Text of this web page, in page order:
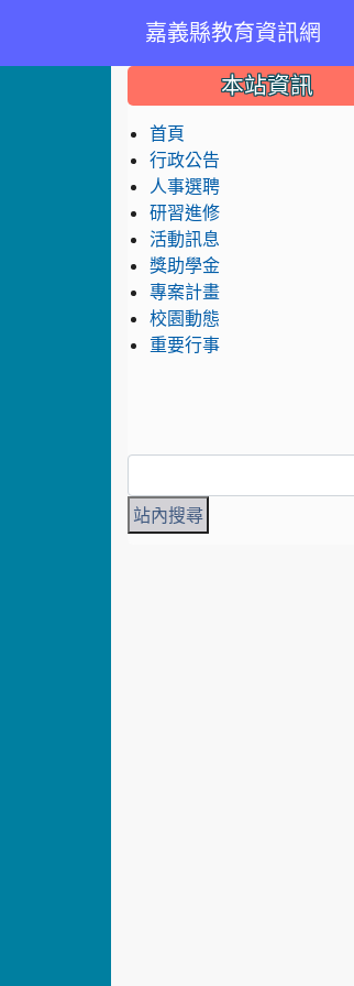
嘉義縣教育資訊網
::: 本站資訊
首頁
行政公告
人事選聘
研習進修
活動訊息
獎助學金
專案計畫
校園動態
重要行事